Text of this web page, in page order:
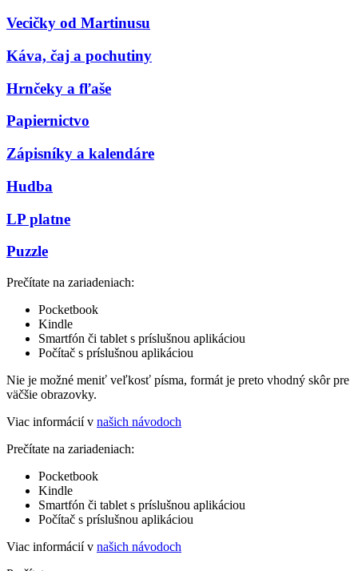
Vecičky od Martinusu
Káva, čaj a pochutiny
Hrnčeky a fľaše
Papiernictvo
Zápisníky a kalendáre
Hudba
LP platne
Puzzle
Prečítate na zariadeniach:
Pocketbook
Kindle
Smartfón či tablet s príslušnou aplikáciou
Počítač s príslušnou aplikáciou
Nie je možné meniť veľkosť písma, formát je preto vhodný skôr pre
väčšie obrazovky.
Viac informácií v našich návodoch
Prečítate na zariadeniach:
Pocketbook
Kindle
Smartfón či tablet s príslušnou aplikáciou
Počítač s príslušnou aplikáciou
Viac informácií v našich návodoch